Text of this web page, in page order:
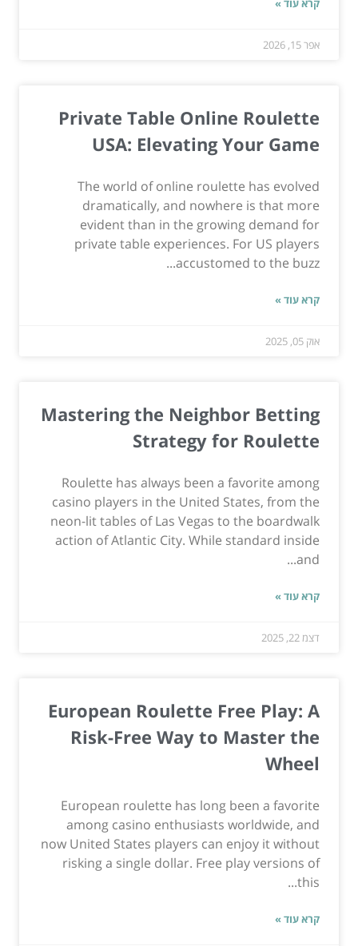
קרא עוד »
אפר 15, 2026
Private Table Online Roulette
USA: Elevating Your Game
The world of online roulette has evolved
dramatically, and nowhere is that more
evident than in the growing demand for
private table experiences. For US players
accustomed to the buzz...
קרא עוד »
אוק 05, 2025
Mastering the Neighbor Betting
Strategy for Roulette
Roulette has always been a favorite among
casino players in the United States, from the
neon-lit tables of Las Vegas to the boardwalk
action of Atlantic City. While standard inside
and...
קרא עוד »
דצמ 22, 2025
European Roulette Free Play: A
Risk-Free Way to Master the
Wheel
European roulette has long been a favorite
among casino enthusiasts worldwide, and
now United States players can enjoy it without
risking a single dollar. Free play versions of
this...
קרא עוד »